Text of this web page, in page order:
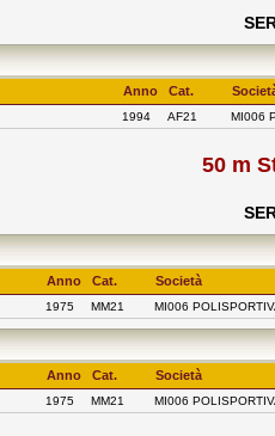
Anno Cat.
1994 AF21 MI006
50 m
Anno Cat. Società
1975 MM21 MI006
Anno Cat. Società
1975 MM21 MI006